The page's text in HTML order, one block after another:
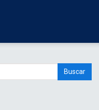
Buscar